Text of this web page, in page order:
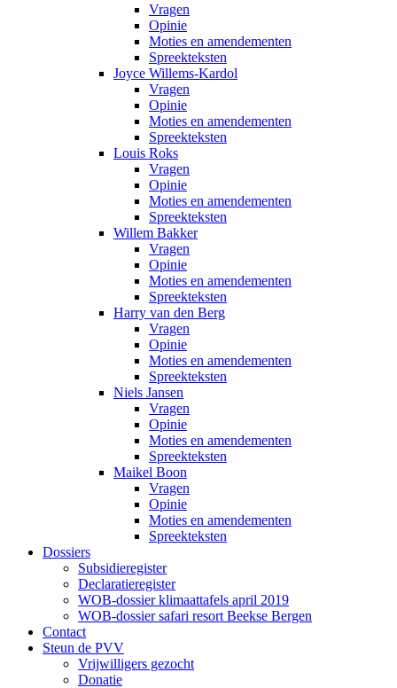
Vragen
Opinie
Moties en amendementen
Spreekteksten
Joyce Willems-Kardol
Vragen
Opinie
Moties en amendementen
Spreekteksten
Louis Roks
Vragen
Opinie
Moties en amendementen
Spreekteksten
Willem Bakker
Vragen
Opinie
Moties en amendementen
Spreekteksten
Harry van den Berg
Vragen
Opinie
Moties en amendementen
Spreekteksten
Niels Jansen
Vragen
Opinie
Moties en amendementen
Spreekteksten
Maikel Boon
Vragen
Opinie
Moties en amendementen
Spreekteksten
Dossiers
Subsidieregister
Declaratieregister
WOB-dossier klimaattafels april 2019
WOB-dossier safari resort Beekse Bergen
Contact
Steun de PVV
Vrijwilligers gezocht
Donatie